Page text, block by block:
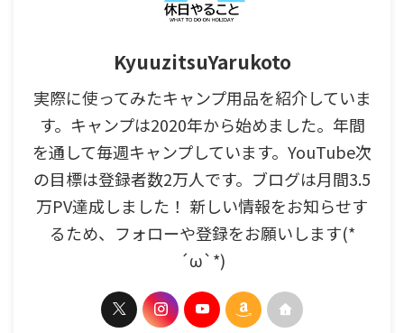
KyuuzitsuYarukoto
実際に使ってみたキャンプ用品を紹介していま
す。キャンプは2020年から始めました。年間
を通して毎週キャンプしています。YouTube次
の目標は登録者数2万人です。ブログは月間3.5
万PV達成しました！ 新しい情報をお知らせす
るため、フォローや登録をお願いします(*
´ω`*)